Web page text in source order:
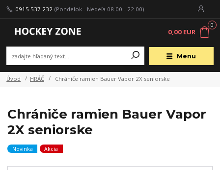
Menu
0915 537 232 (Pondelok - Nedeľa 08.00 - 22.00)
0
0,00 EUR
Úvod HRÁČ Chrániče ramien Bauer Vapor 2X seniorske
Chrániče ramien Bauer Vapor
2X seniorske
Novinka Akcia